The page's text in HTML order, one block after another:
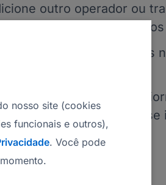
outro operador ou
se ou inserir os
usando protocolos
permite retomá-la
evita que o cliente precise
nosso site (cookies
funcionais e outros),
. Você pode